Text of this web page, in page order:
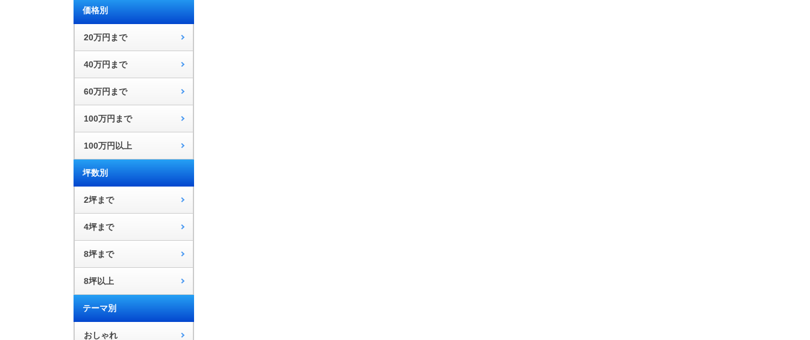
価格別
20万円まで
40万円まで
60万円まで
100万円まで
100万円以上
坪数別
2坪まで
4坪まで
8坪まで
8坪以上
テーマ別
おしゃれ